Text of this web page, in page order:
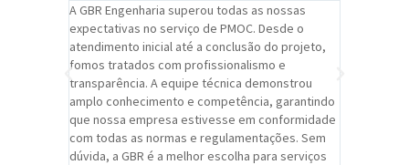
A GBR Engenharia superou todas as nossas
expectativas no serviço de PMOC. Desde o
atendimento inicial até a conclusão do projeto,
fomos tratados com profissionalismo e
transparência. A equipe técnica demonstrou
amplo conhecimento e competência, garantindo
que nossa empresa estivesse em conformidade
com todas as normas e regulamentações. Sem
dúvida, a GBR é a melhor escolha para serviços